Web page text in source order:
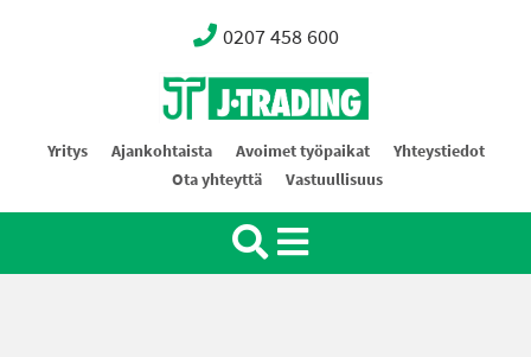
0207 458 600
Oy J-Trading Ab
Yritys Ajankohtaista Avoimet työpaikat
Yhteystiedot
Ota yhteyttä
Vastuullisuus